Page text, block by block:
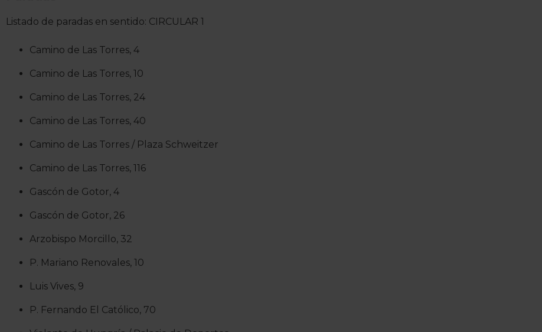
Listado de paradas en sentido: CIRCULAR 1
Camino de Las Torres, 4
Camino de Las Torres, 10
Camino de Las Torres, 24
Camino de Las Torres, 40
Camino de Las Torres / Plaza Schweitzer
Camino de Las Torres, 116
Gascón de Gotor, 4
Gascón de Gotor, 26
Arzobispo Morcillo, 32
P. Mariano Renovales, 10
Luis Vives, 9
P. Fernando El Católico, 70